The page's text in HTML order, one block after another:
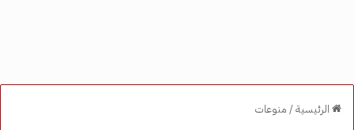
الرئيسية/ منوعات